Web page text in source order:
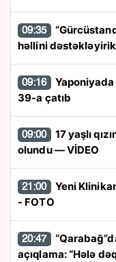
09:35
həllini
09:16
39-a çatıb
09:00
olundu — VİDEO
21:00
- FOTO
20:47
açıqlama: “Hələ